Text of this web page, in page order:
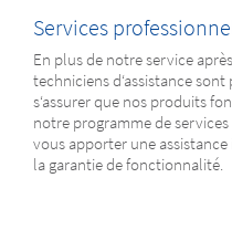
Services
En plus de notre service
techniciens d‘assistance
s‘assurer que nos produits
notre programme de
vous apporter une
la garantie de fonctionnalité.